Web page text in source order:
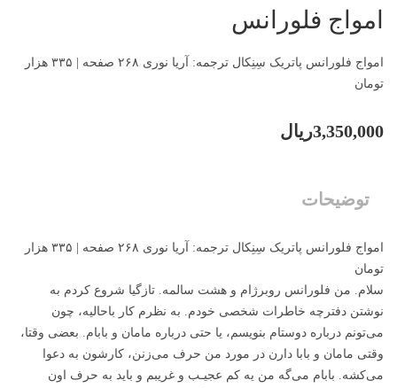
امواج فلورانس
امواج فلورانس پاتریک سِنِکال ترجمه‌: آریا نوری ۲۶۸ صفحه | ۳۳۵ هزار
تومان
3,350,000ریال
توضیحات
امواج فلورانس پاتریک سِنِکال ترجمه‌: آریا نوری ۲۶۸ صفحه | ۳۳۵ هزار
تومان
سلام. من فلورانس روبرژام و هشت سالمه. تازگیا شروع کردم به
نوشتن دفترچه خاطرات شخصی خودم. به نظرم کار باحالیه، چون
می‌تونم درباره دوستام بنویسم، یا حتی درباره مامان و بابام. بعضی وقتا،
وقتی مامان و بابا دارن در مورد من حرف می‌زنن، کارشون به دعوا
می‌کشه. بابام می‌گه من یه کم عجیـب و غریبم و باید به حرف اون